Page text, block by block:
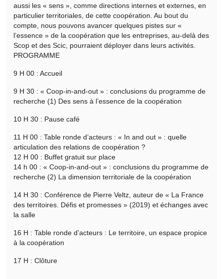
aussi les « sens », comme directions internes et externes, en
particulier territoriales, de cette coopération. Au bout du
compte, nous pouvons avancer quelques pistes sur «
l’essence » de la coopération que les entreprises, au-delà des
Scop et des Scic, pourraient déployer dans leurs activités.
PROGRAMME
9 H 00 : Accueil
9 H 30 : « Coop-in-and-out » : conclusions du programme de
recherche (1) Des sens à l’essence de la coopération
10 H 30 : Pause café
11 H 00 : Table ronde d’acteurs : « In and out » : quelle
articulation des relations de coopération ?
12 H 00 : Buffet gratuit sur place
14 h 00 : « Coop-in-and-out » : conclusions du programme de
recherche (2) La dimension territoriale de la coopération
14 H 30 : Conférence de Pierre Veltz, auteur de « La France
des territoires. Défis et promesses » (2019) et échanges avec
la salle
16 H : Table ronde d’acteurs : Le territoire, un espace propice
à la coopération
17 H : Clôture